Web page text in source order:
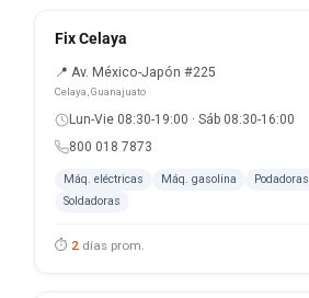
Fix Celaya
📍 Av. México-Japón #225
Celaya, Guanajuato
Lun-Vie 08:30-19:00 · Sáb 08:30-16:00
800 018 7873
Máq. eléctricas Máq. gasolina Podadoras
Soldadoras
⏱ 2 días prom.